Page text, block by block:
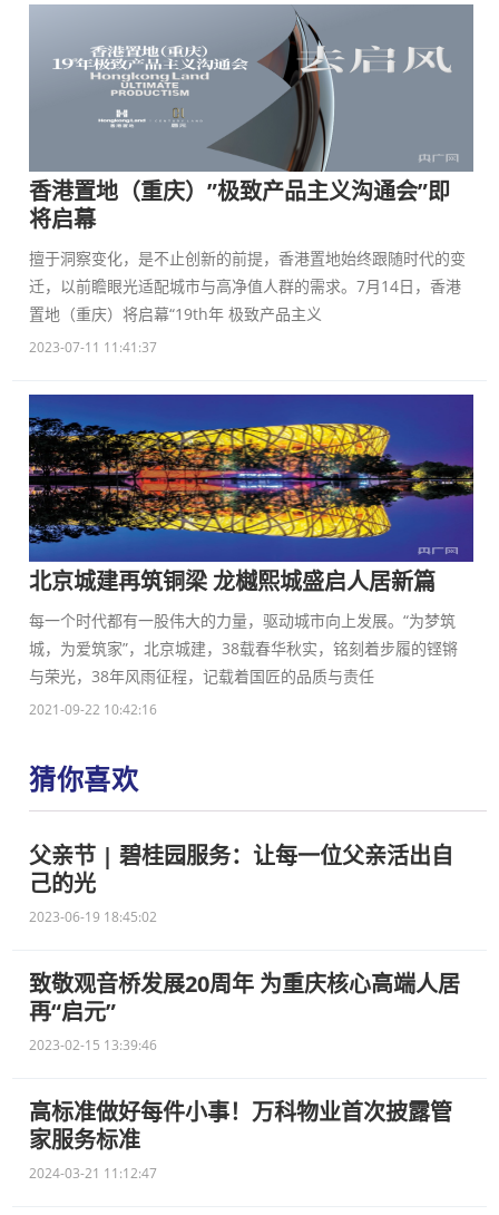
香港置地（重庆）”极致产品主义沟通会”即
将启幕
擅于洞察变化，是不止创新的前提，香港置地始终跟随时代的变
迁，以前瞻眼光适配城市与高净值人群的需求。7月14日，香港
置地（重庆）将启幕“19th年 极致产品主义
2023-07-11 11:41:37
北京城建再筑铜梁 龙樾熙城盛启人居新篇
每一个时代都有一股伟大的力量，驱动城市向上发展。“为梦筑
城，为爱筑家”，北京城建，38载春华秋实，铭刻着步履的铿锵
与荣光，38年风雨征程，记载着国匠的品质与责任
2021-09-22 10:42:16
猜你喜欢
父亲节 | 碧桂园服务：让每一位父亲活出自
己的光
2023-06-19 18:45:02
致敬观音桥发展20周年 为重庆核心高端人居
再“启元”
2023-02-15 13:39:46
高标准做好每件小事！万科物业首次披露管
家服务标准
2024-03-21 11:12:47